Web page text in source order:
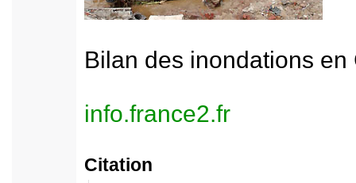
Bilan des inondations
info.france2.fr
Citation